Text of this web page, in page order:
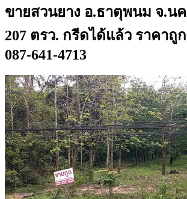
ขายสวนยาง อ.ธาตุพนม จ.น
207 ตรว. กรีดได้แล้ว ราคาถู
087-641-4713